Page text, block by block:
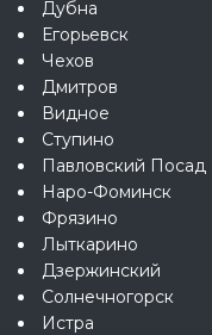
Дубна
Егорьевск
Чехов
Дмитров
Видное
Ступино
Павловский Посад
Наро-Фоминск
Фрязино
Лыткарино
Дзержинский
Солнечногорск
Истра